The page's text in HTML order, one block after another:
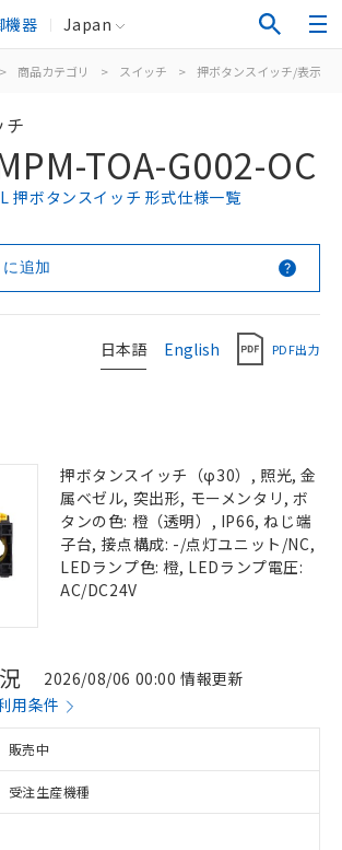
機器 Japan
> 商品カテゴリ > スイッチ > 押ボタンスイッチ/表示灯
TOA-G002-OC
押ボタンスイッチ 形式仕様一覧
追加
日本語 English PDF出力
押ボタンスイッチ（φ30）, 照光, 金
属ベゼル, 突出形, モーメンタリ, ボ
タンの色: 橙（透明）, IP66, ねじ端
子台, 接点構成: -/点灯ユニット/NC,
LEDランプ色: 橙, LEDランプ電圧:
AC/DC24V
2026/08/06 00:00 情報更新
用条件
販売中
受注生産機種